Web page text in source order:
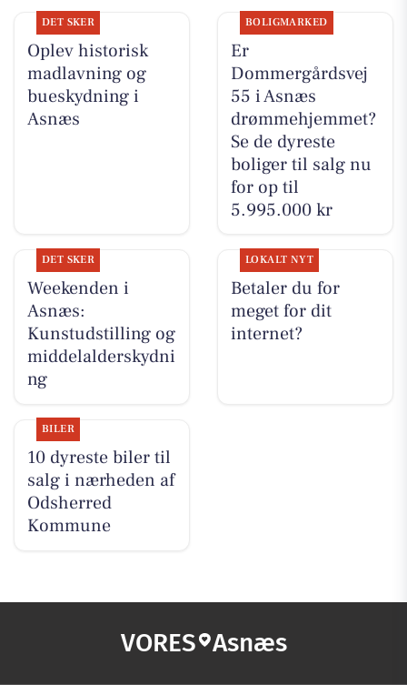
DET SKER
Oplev historisk
madlavning og
bueskydning i
Asnæs
BOLIGMARKED
Er
Dommergårdsvej
55 i Asnæs
drømmehjemmet?
Se de dyreste
boliger til salg nu
for op til
5.995.000 kr
DET SKER
Weekenden i
Asnæs:
Kunstudstilling og
middelalderskydni
ng
LOKALT NYT
Betaler du for
meget for dit
internet?
BILER
10 dyreste biler til
salg i nærheden af
Odsherred
Kommune
VORES Asnæs